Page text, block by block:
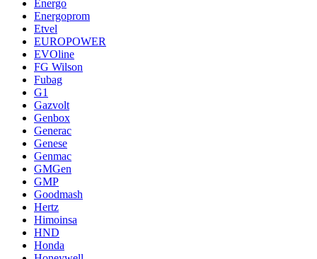
Energo
Energoprom
Etvel
EUROPOWER
EVOline
FG Wilson
Fubag
G1
Gazvolt
Genbox
Generac
Genese
Genmac
GMGen
GMP
Goodmash
Hertz
Himoinsa
HND
Honda